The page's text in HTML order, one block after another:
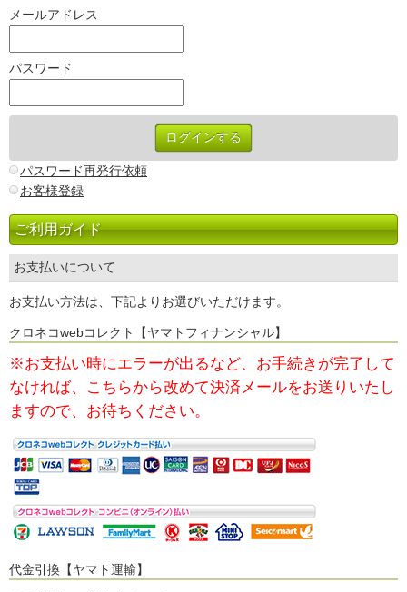
メールアドレス
パスワード
パスワード再発行依頼
お客様登録
ご利用ガイド
お支払いについて
お支払い方法は、下記よりお選びいただけます。
クロネコwebコレクト【ヤマトフィナンシャル】
※お支払い時にエラーが出るなど、お手続きが完了して
なければ、
こちらから改めて決済メールをお送りいたし
ますので、お待ちください。
代金引換【ヤマト運輸】